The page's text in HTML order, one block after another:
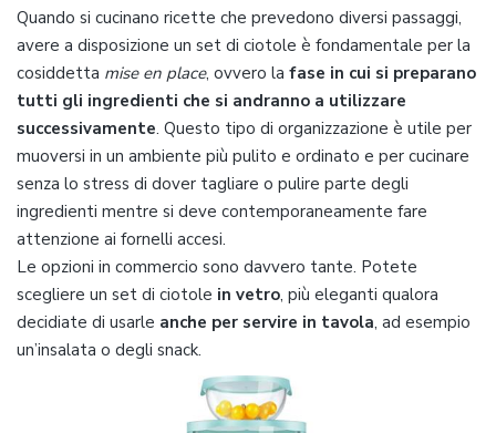
Quando si cucinano ricette che prevedono diversi passaggi,
avere a disposizione un set di ciotole è fondamentale per la
cosiddetta mise en place, ovvero la fase in cui si preparano
tutti gli ingredienti che si andranno a utilizzare
successivamente. Questo tipo di organizzazione è utile per
muoversi in un ambiente più pulito e ordinato e per cucinare
senza lo stress di dover tagliare o pulire parte degli
ingredienti mentre si deve contemporaneamente fare
attenzione ai fornelli accesi.
Le opzioni in commercio sono davvero tante. Potete
scegliere un set di ciotole in vetro, più eleganti qualora
decidiate di usarle anche per servire in tavola, ad esempio
un’insalata o degli snack.